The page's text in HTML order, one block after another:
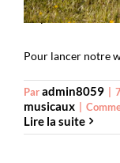
Ellipse
Pour lancer notre
Paradmin8059
musicaux
Lire la suite